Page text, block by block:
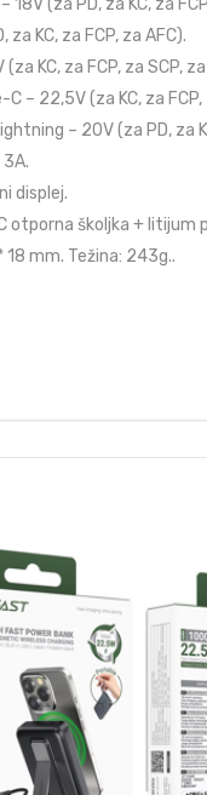
18V (za PD, za KC, za
za KC, za FCP, za AFC).
(za KC, za FCP, za SCP,
– 22,5V (za KC, za FCP,
– 20V (za PD, za
displej.
otporna školjka + litijum
18 mm. Težina: 243g..